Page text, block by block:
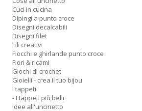
Cuci in cucina
Dipingi a punto croce
Disegni decalcabili
Disegni filet
Fili creativi
Fiocchi e ghirlande punto croce
Fiori & ricami
Giochi di crochet
Gioielli - crea il tuo bijou
I tappeti
- I tappeti più belli
Idee all'uncinetto